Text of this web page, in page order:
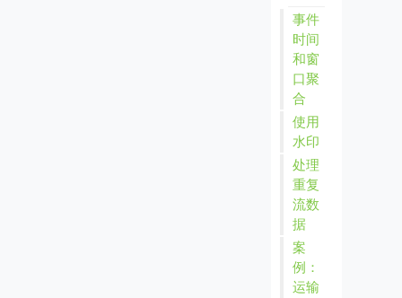
事件
时间
和窗
口聚
合
使用
水印
处理
重复
流数
据
案
例：
运输